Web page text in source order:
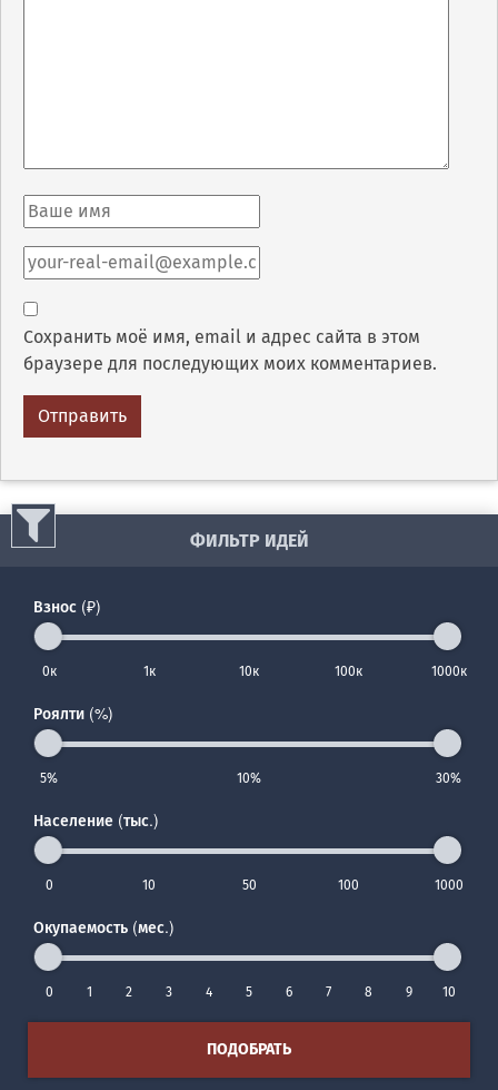
Сохранить моё имя, email и адрес сайта в этом
браузере для последующих моих комментариев.
ФИЛЬТР ИДЕЙ
Взнос (₽)
0к 1к 10к 100к 1000к
Роялти (%)
5% 10% 30%
Население (тыс.)
0 10 50 100 1000
Окупаемость (мес.)
0 1 2 3 4 5 6 7 8 9 10
ПОДОБРАТЬ